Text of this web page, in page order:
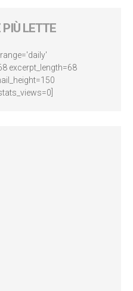
LETTE
excerpt_length=68